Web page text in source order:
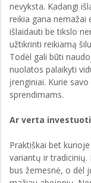
nevyksta. Kadangi
reikia gana nemažai
išlaidauti be tikslo
užtikrinti reikiamą
Todėl gali būti
nuolatos palaikyti
įrenginiai. Kurie
sprendimams.
Ar verta
Praktiškai bet
variantų ir
bus žemesnė, o dėl